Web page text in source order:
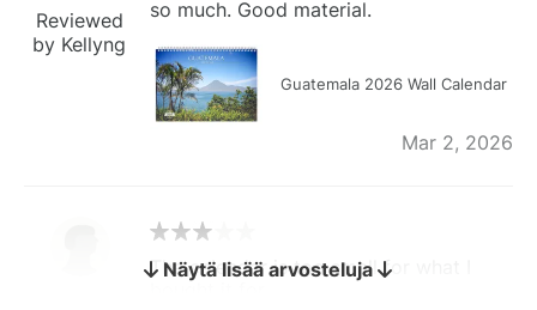
Reviewed
by Kellyng
so much. Good material.
Guatemala 2026 Wall Calendar
Mar 2, 2026
The calendar is too small for what I
bought it for
Näytä lisää arvosteluja